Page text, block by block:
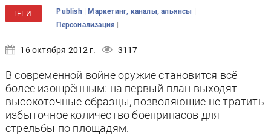
ТЕГИ Publish |Маркетинг, каналы, альянсы |
Персонализация |
16 октября 2012 г. 3117
В современной войне оружие становится всё
более изощрённым: на первый план выходят
высокоточные образцы, позволяющие не тратить
избыточное количество боеприпасов для
стрельбы по площадям.